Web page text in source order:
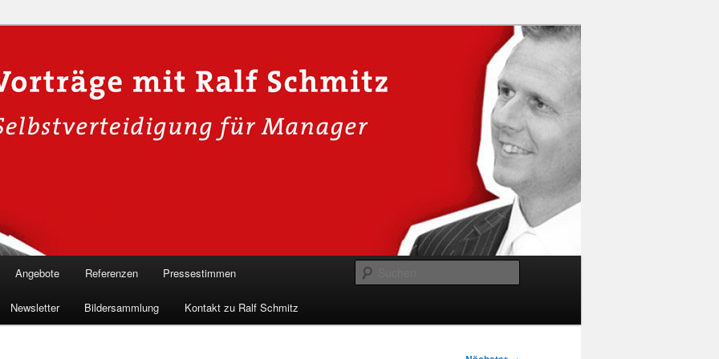
für Hackervorträge &
🛡️
in die Welt der Cybersicherheit mit Ralf Schmitz. Erleben Sie Live-
& schützen Sie sich effektiv.
Angebote Referenzen Pressestimmen
Newsletter Bildersammlung Kontakt zu Ralf Schmitz